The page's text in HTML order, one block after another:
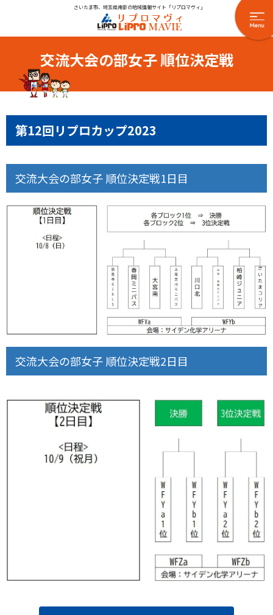
さいたま市、埼玉県南部の地域情報サイト「リプロマヴィ」
交流大会の部女子 順位決定戦
第12回リプロカップ2023
交流大会の部女子 順位決定戦1日目
交流大会の部女子 順位決定戦2日目